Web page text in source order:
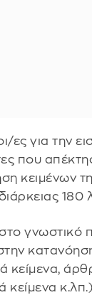
ες για την
που
κειμένων
180
στο γνωστικό
κείμενα,
κείμενα